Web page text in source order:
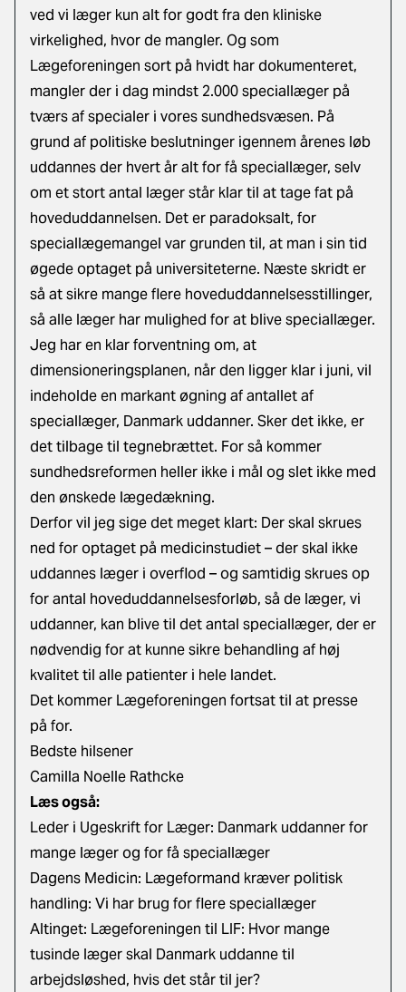
ved vi læger kun alt for godt fra den kliniske
virkelighed, hvor de mangler. Og som
Lægeforeningen sort på hvidt har dokumenteret,
mangler der i dag mindst 2.000 speciallæger på
tværs af specialer i vores sundhedsvæsen. På
grund af politiske beslutninger igennem årenes løb
uddannes der hvert år alt for få speciallæger, selv
om et stort antal læger står klar til at tage fat på
hoveduddannelsen. Det er paradoksalt, for
speciallægemangel var grunden til, at man i sin tid
øgede optaget på universiteterne. Næste skridt er
så at sikre mange flere hoveduddannelsesstillinger,
så alle læger har mulighed for at blive speciallæger.
Jeg har en klar forventning om, at
dimensioneringsplanen, når den ligger klar i juni, vil
indeholde en markant øgning af antallet af
speciallæger, Danmark uddanner. Sker det ikke, er
det tilbage til tegnebrættet. For så kommer
sundhedsreformen heller ikke i mål og slet ikke med
den ønskede lægedækning.
Derfor vil jeg sige det meget klart: Der skal skrues
ned for optaget på medicinstudiet – der skal ikke
uddannes læger i overflod – og samtidig skrues op
for antal hoveduddannelsesforløb, så de læger, vi
uddanner, kan blive til det antal speciallæger, der er
nødvendig for at kunne sikre behandling af høj
kvalitet til alle patienter i hele landet.
Det kommer Lægeforeningen fortsat til at presse
på for.
Bedste hilsener
Camilla Noelle Rathcke
Læs også:
Leder i Ugeskrift for Læger: Danmark uddanner for
mange læger og for få speciallæger
Dagens Medicin: Lægeformand kræver politisk
handling: Vi har brug for flere speciallæger
Altinget: Lægeforeningen til LIF: Hvor mange
tusinde læger skal Danmark uddanne til
arbejdsløshed, hvis det står til jer?